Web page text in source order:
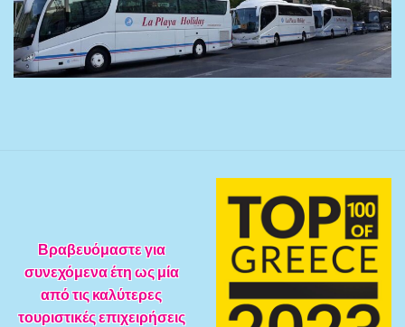
Βραβευόμαστε για
συνεχόμενα έτη ως μία
από τις καλύτερες
τουριστικές επιχειρήσεις